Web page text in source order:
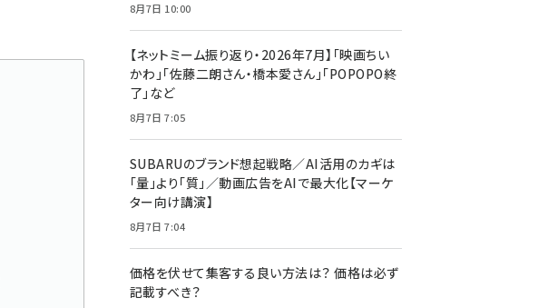
8月7日 10:00
【ネットミーム振り返り・2026年7月】「映画ちい
かわ」「佐藤二朗さん・橋本愛さん」「POPOPO終
了」など
8月7日 7:05
SUBARUのブランド想起戦略／AI活用のカギは
「量」より「質」／動画広告をAIで最大化【マーケ
ター向け講演】
8月7日 7:04
価格を伏せて集客する良い方法は？ 価格は必ず
記載すべき？